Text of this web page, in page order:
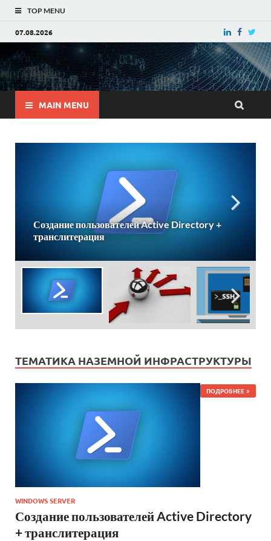
TOP MENU
07.08.2026
Блог Александра
Ткаченко
MAIN MENU
Создание пользователей Active Directory +
транслитерация
ТЕМАТИКА НАЗЕМНОЙ ИНФРАСТРУКТУРЫ
ПОДРОБНЕЕ
WINDOWS SERVER
Создание пользователей Active Directory
+ транслитерация